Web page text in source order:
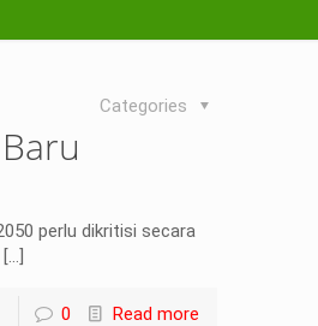
Categories
perlu dikritisi secara
[…]
0 Read more